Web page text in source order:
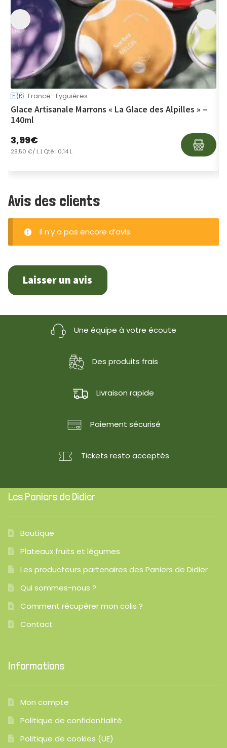
🇫🇷 France- Eyguières
Glace Artisanale Marrons « La Glace des Alpilles » –
140ml
3,99€
28.50 €/ L| Qté : 0,14 L
Avis des clients
Il n’y a pas encore d’avis.
Laisser un avis
Une équipe à votre écoute
Des produits frais
Livraison rapide
Paiement sécurisé
Tickets resto acceptés
Les Paniers de Didier
Boutique
Plateaux fruits et légumes
Les producteurs partenaires des Paniers de Didier
Qui sommes-nous ?
Comment récupérer mon colis ?
Contact
Informations
Mon compte
Politique de confidentialité
Politique de cookies (UE)